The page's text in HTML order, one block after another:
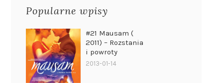
Popularne wpisy
#21 Mausam (
2011) – Rozstania
i powroty
2013-01-14